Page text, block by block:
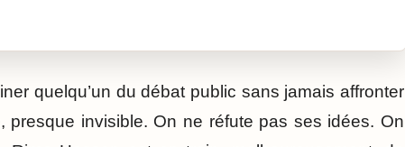
quelqu’un du débat public sans jamais affronter
presque invisible. On ne réfute pas ses idées. On